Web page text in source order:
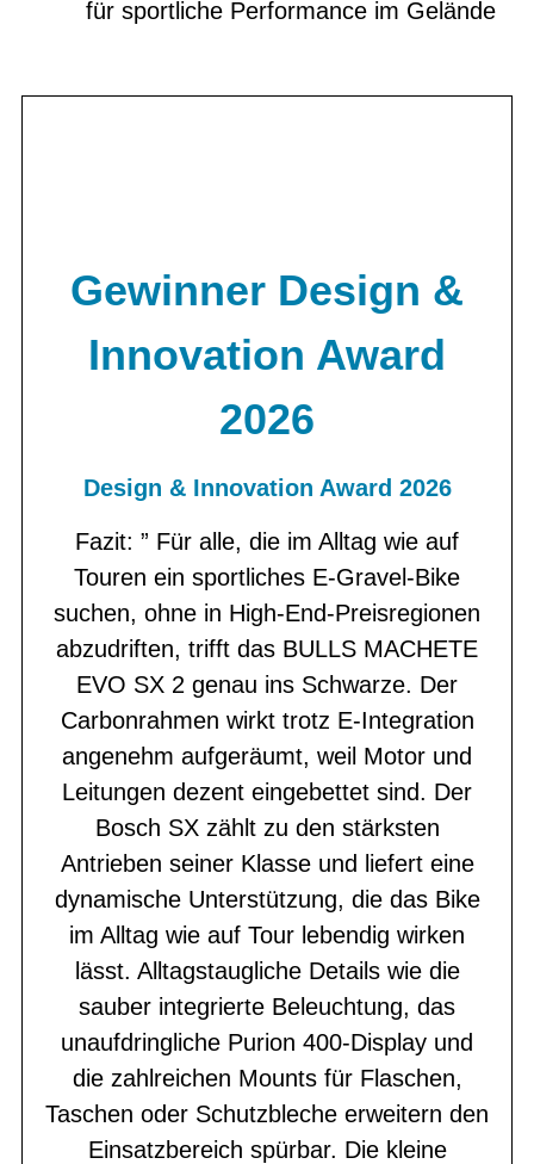
für sportliche Performance im Gelände
Gewinner Design &
Innovation Award
2026
Design & Innovation Award 2026
Fazit: ” Für alle, die im Alltag wie auf
Touren ein sportliches E-Gravel-Bike
suchen, ohne in High-End-Preisregionen
abzudriften, trifft das BULLS MACHETE
EVO SX 2 genau ins Schwarze. Der
Carbonrahmen wirkt trotz E-Integration
angenehm aufgeräumt, weil Motor und
Leitungen dezent eingebettet sind. Der
Bosch SX zählt zu den stärksten
Antrieben seiner Klasse und liefert eine
dynamische Unterstützung, die das Bike
im Alltag wie auf Tour lebendig wirken
lässt. Alltagstaugliche Details wie die
sauber integrierte Beleuchtung, das
unaufdringliche Purion 400-Display und
die zahlreichen Mounts für Flaschen,
Taschen oder Schutzbleche erweitern den
Einsatzbereich spürbar. Die kleine